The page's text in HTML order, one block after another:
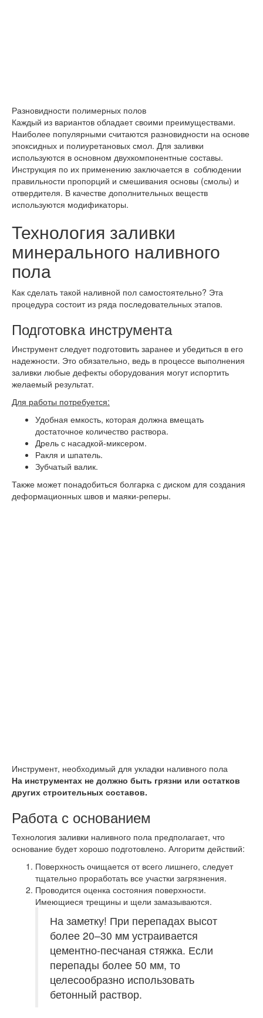
Разновидности полимерных полов
Каждый из вариантов обладает своими преимуществами.
Наиболее популярными считаются разновидности на основе
эпоксидных и полиуретановых смол. Для заливки
используются в основном двухкомпонентные составы.
Инструкция по их применению заключается в соблюдении
правильности пропорций и смешивания основы (смолы) и
отвердителя. В качестве дополнительных веществ
используются модификаторы.
Технология заливки
минерального наливного
пола
Как сделать такой наливной пол самостоятельно? Эта
процедура состоит из ряда последовательных этапов.
Подготовка инструмента
Инструмент следует подготовить заранее и убедиться в его
надежности. Это обязательно, ведь в процессе выполнения
заливки любые дефекты оборудования могут испортить
желаемый результат.
Для работы потребуется:
Удобная емкость, которая должна вмещать
достаточное количество раствора.
Дрель с насадкой-миксером.
Ракля и шпатель.
Зубчатый валик.
Также может понадобиться болгарка с диском для создания
деформационных швов и маяки-реперы.
Инструмент, необходимый для укладки наливного пола
На инструментах не должно быть грязни или остатков
других строительных составов.
Работа с основанием
Технология заливки наливного пола предполагает, что
основание будет хорошо подготовлено. Алгоритм действий:
Поверхность очищается от всего лишнего, следует
тщательно проработать все участки загрязнения.
Проводится оценка состояния поверхности.
Имеющиеся трещины и щели замазываются.
На заметку! При перепадах высот
более 20–30 мм устраивается
цементно-песчаная стяжка. Если
перепады более 50 мм, то
целесообразно использовать
бетонный раствор.